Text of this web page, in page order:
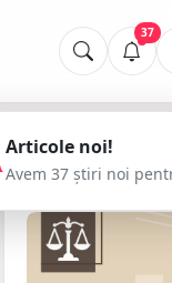
37
📢
Articole noi!
Avem 37 știri noi